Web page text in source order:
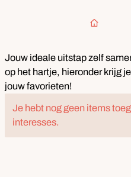
Jouw ideale uitstap zelf
op het hartje, hieronder krijg
jouw favorieten!
Je hebt nog geen items
interesses.